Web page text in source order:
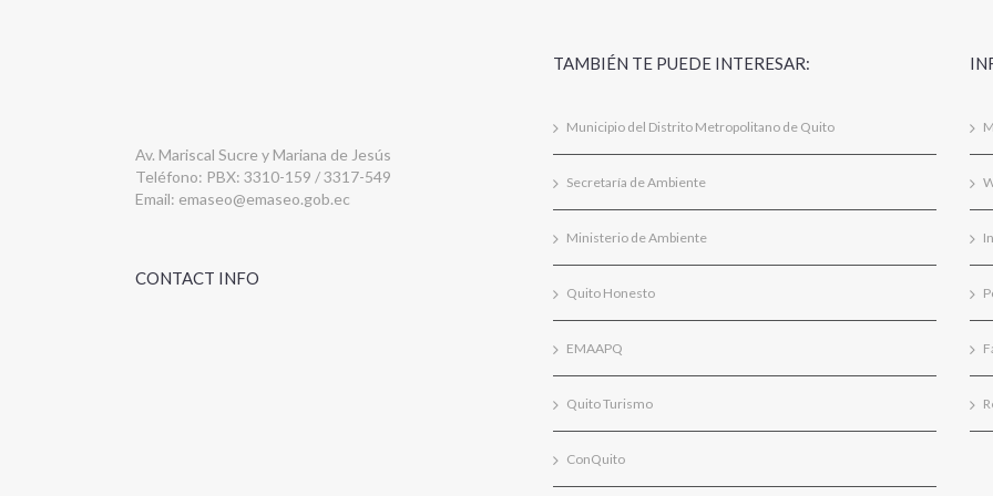
Av. Mariscal Sucre y Mariana de Jesús
Teléfono: PBX: 3310-159 / 3317-549
Email: emaseo@emaseo.gob.ec
CONTACT INFO
TAMBIÉN TE PUEDE INTERESAR:
Municipio del Distrito Metropolitano de Quito
Secretaría de Ambiente
Ministerio de Ambiente
Quito Honesto
EMAAPQ
Quito Turismo
ConQuito